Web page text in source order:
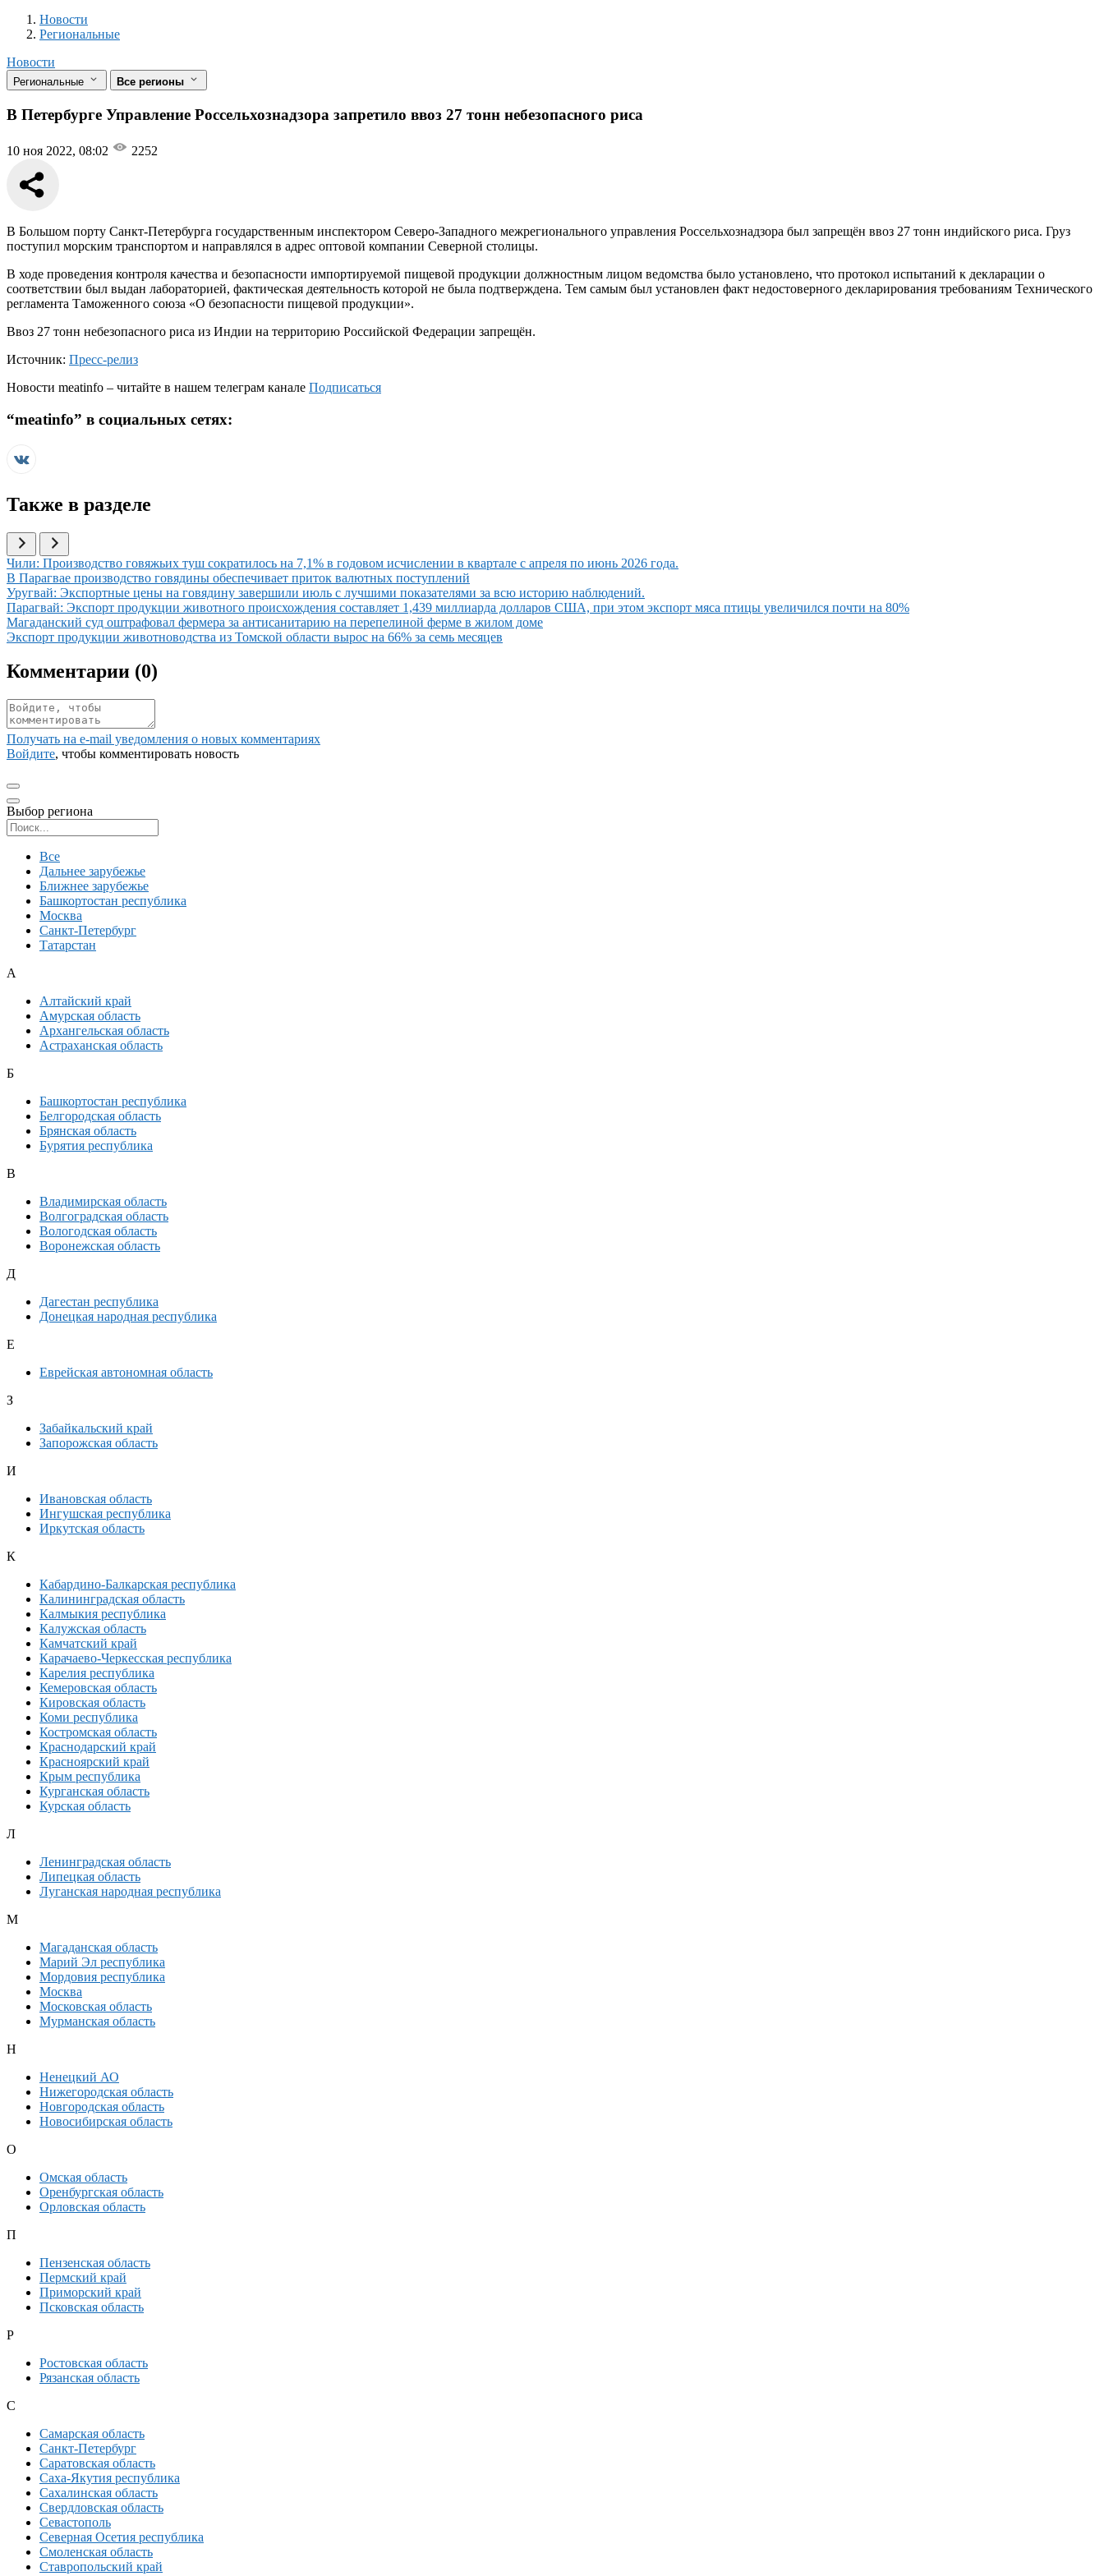
Новости
Разделы
Новости
Региональные
Новости
Региональные Все регионы
В Петербурге Управление Россельхознадзора запретило ввоз 27 тонн небезопасного риса
10 ноя 2022, 08:02 2252
В Большом порту Санкт-Петербурга государственным инспектором Северо-Западного межрегионального управления Россельхознадзора был запрещён ввоз 27 тонн индийского риса. Груз
поступил морским транспортом и направлялся в адрес оптовой компании Северной столицы.
В ходе проведения контроля качества и безопасности импортируемой пищевой продукции должностным лицом ведомства было установлено, что протокол испытаний к декларации о
соответствии был выдан лабораторией, фактическая деятельность которой не была подтверждена. Тем самым был установлен факт недостоверного декларирования требованиям Технического
регламента Таможенного союза «О безопасности пищевой продукции».
Ввоз 27 тонн небезопасного риса из Индии на территорию Российской Федерации запрещён.
Источник: Пресс-релиз
Новости meatinfo – читайте в нашем телеграм канале Подписаться
“meatinfo” в социальных сетях:
Также в разделе
Иллюстрация новости
Чили: Производство говяжьих туш сократилось на 7,1% в годовом исчислении в квартале с апреля по июнь 2026 года.
Иллюстрация новости
В Парагвае производство говядины обеспечивает приток валютных поступлений
Иллюстрация новости
Уругвай: Экспортные цены на говядину завершили июль с лучшими показателями за всю историю наблюдений.
Иллюстрация новости
Парагвай: Экспорт продукции животного происхождения составляет 1,439 миллиарда долларов США, при этом экспорт мяса птицы увеличился почти на 80%
Иллюстрация новости
Магаданский суд оштрафовал фермера за антисанитарию на перепелиной ферме в жилом доме
Иллюстрация новости
Экспорт продукции животноводства из Томской области вырос на 66% за семь месяцев
Комментарии (0)
Получать на e‑mail уведомления о новых комментариях
Войдите, чтобы комментировать новость
Выбор региона
Все
Дальнее зарубежье
Ближнее зарубежье
Башкортостан республика
Москва
Санкт-Петербург
Татарстан
А
Алтайский край
Амурская область
Архангельская область
Астраханская область
Б
Башкортостан республика
Белгородская область
Брянская область
Бурятия республика
В
Владимирская область
Волгоградская область
Вологодская область
Воронежская область
Д
Дагестан республика
Донецкая народная республика
Е
Еврейская автономная область
З
Забайкальский край
Запорожская область
И
Ивановская область
Ингушская республика
Иркутская область
К
Кабардино-Балкарская республика
Калининградская область
Калмыкия республика
Калужская область
Камчатский край
Карачаево-Черкесская республика
Карелия республика
Кемеровская область
Кировская область
Коми республика
Костромская область
Краснодарский край
Красноярский край
Крым республика
Курганская область
Курская область
Л
Ленинградская область
Липецкая область
Луганская народная республика
М
Магаданская область
Марий Эл республика
Мордовия республика
Москва
Московская область
Мурманская область
Н
Ненецкий АО
Нижегородская область
Новгородская область
Новосибирская область
О
Омская область
Оренбургская область
Орловская область
П
Пензенская область
Пермский край
Приморский край
Псковская область
Р
Ростовская область
Рязанская область
С
Самарская область
Санкт-Петербург
Саратовская область
Саха-Якутия республика
Сахалинская область
Свердловская область
Севастополь
Северная Осетия республика
Смоленская область
Ставропольский край